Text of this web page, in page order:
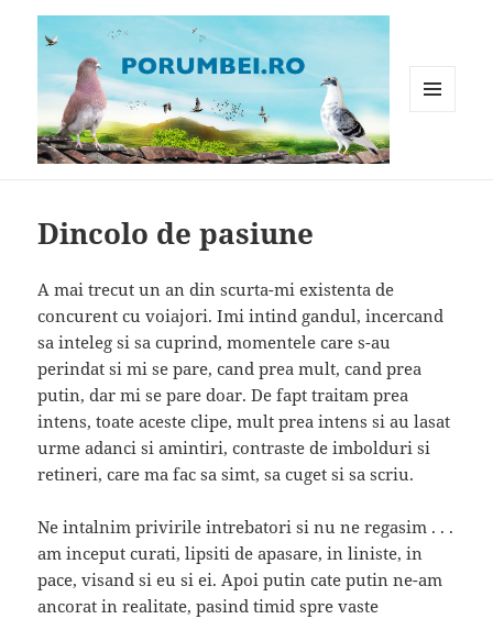
Dincolo de pasiune
A mai trecut un an din scurta-mi existenta de
concurent cu voiajori. Imi intind gandul, incercand
sa inteleg si sa cuprind, momentele care s-au
perindat si mi se pare, cand prea mult, cand prea
putin, dar mi se pare doar. De fapt traitam prea
intens, toate aceste clipe, mult prea intens si au lasat
urme adanci si amintiri, contraste de imbolduri si
retineri, care ma fac sa simt, sa cuget si sa scriu.
Ne intalnim privirile intrebatori si nu ne regasim . . .
am inceput curati, lipsiti de apasare, in liniste, in
pace, visand si eu si ei. Apoi putin cate putin ne-am
ancorat in realitate, pasind timid spre vaste